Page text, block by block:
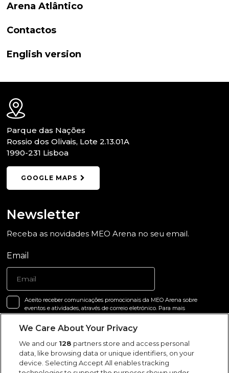
Arena Atlântico
Contactos
English version
Parque das Nações
Rossio dos Olivais, Lote 2.13.01A
1990-231 Lisboa
GOOGLE MAPS
Newsletter
Receba as novidades MEO Arena no seu email.
Email
Aceito receber comunicações promocionais da MEO Arena sobre
eventos e atividades, através de correio eletrónico. Para mais
informações, incluindo como exercer o seu direito de oposição,
consulte a
Política de Privacidade
da MEO Arena ou contate
dados@aarena.pt.
Li aPolítica de Privacidade.
We Care About Your Privacy
We and our 128 partners store and access personal
data, like browsing data or unique identifiers, on your
device. Selecting Accept All enables tracking